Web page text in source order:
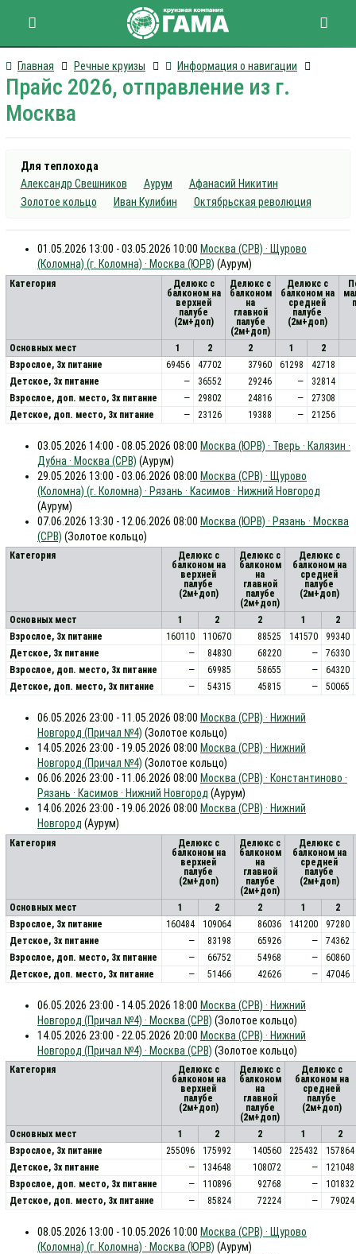
Главная Речные круизы Информация о навигации
Прайс 2026, отправление из г.
Москва
Для теплохода
Александр Свешников
Аурум
Афанасий Никитин
Золотое кольцо
Иван Кулибин Октябрьская революция
01.05.2026 13:00 - 03.05.2026 10:00 Москва (СРВ) · Щурово
(Коломна) (г. Коломна) · Москва (ЮРВ) (Аурум)
Категория
Делюкс с
балконом на
верхней
палубе
(2м+доп)
Делюкс с
балконом
на
главной
палубе
(2м+доп)
Делюкс с
балконом на
средней
палубе
(2м+доп)
Основных мест 1 2 2 1
2
Взрослое, 3х питание
69456 47702 37960 61298
42718
Детское, 3х питание
— 36552 29246 —
32814
Взрослое, доп. место, 3x питание
— 29802 24816 —
27308
Детское, доп. место, 3x питание
— 23126 19388 — 21256
03.05.2026 14:00 - 08.05.2026 08:00 Москва (ЮРВ) · Тверь · Калязин ·
Дубна · Москва (СРВ) (Аурум)
29.05.2026 13:00 - 03.06.2026 08:00 Москва (СРВ) · Щурово
(Коломна) (г. Коломна) · Рязань · Касимов · Нижний Новгород
(Аурум)
07.06.2026 13:30 - 12.06.2026 08:00 Москва (ЮРВ) · Рязань · Москва
(СРВ) (Золотое кольцо)
Категория
Делюкс с
балконом на
верхней
палубе
(2м+доп)
Делюкс с
балконом
на
главной
палубе
(2м+доп)
Делюкс с
балконом на
средней
палубе
(2м+доп)
Основных мест 1 2 2 1
2
Взрослое, 3х питание
160110 110670 88525 141570
99340
Детское, 3х питание
— 84830 68220 —
76330
Взрослое, доп. место, 3x питание
— 69985 58655 —
64320
Детское, доп. место, 3x питание
— 54315 45815 — 50065
06.05.2026 23:00 - 11.05.2026 08:00 Москва (СРВ) · Нижний
Новгород (Причал №4) (Золотое кольцо)
14.05.2026 23:00 - 19.05.2026 08:00 Москва (СРВ) · Нижний
Новгород (Причал №4) (Золотое кольцо)
06.06.2026 23:00 - 11.06.2026 08:00 Москва (СРВ) · Константиново ·
Рязань · Касимов · Нижний Новгород (Аурум)
14.06.2026 23:00 - 19.06.2026 08:00 Москва (СРВ) · Нижний
Новгород (Аурум)
Категория
Делюкс с
балконом на
верхней
палубе
(2м+доп)
Делюкс с
балконом
на
главной
палубе
(2м+доп)
Делюкс с
балконом на
средней
палубе
(2м+доп)
Основных мест 1 2 2 1
2
Взрослое, 3х питание
160484 109064 86036 141200
97280
Детское, 3х питание
— 83198 65926 —
74362
Взрослое, доп. место, 3x питание
— 66752 54968 —
60860
Детское, доп. место, 3x питание
— 51466 42626 — 47046
06.05.2026 23:00 - 14.05.2026 18:00 Москва (СРВ) · Нижний
Новгород (Причал №4) · Москва (СРВ) (Золотое кольцо)
14.05.2026 23:00 - 22.05.2026 20:00 Москва (СРВ) · Нижний
Новгород (Причал №4) · Москва (СРВ) (Золотое кольцо)
Категория
Делюкс с
балконом на
верхней
палубе
(2м+доп)
Делюкс с
балконом
на
главной
палубе
(2м+доп)
Делюкс с
балконом на
средней
палубе
(2м+доп)
Основных мест 1 2 2 1
2
Взрослое, 3х питание
255096 175992 140560 225432
157864
Детское, 3х питание
— 134648 108072 —
121048
Взрослое, доп. место, 3x питание
— 110896 92768 —
101832
Детское, доп. место, 3x питание
— 85824 72224 — 79024
08.05.2026 13:00 - 10.05.2026 10:00 Москва (СРВ) · Щурово
(Коломна) (г. Коломна) · Москва (ЮРВ) (Аурум)